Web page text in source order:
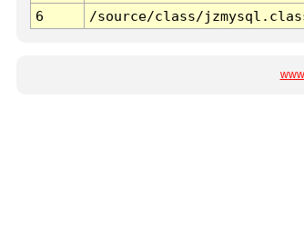
6
/source/class/